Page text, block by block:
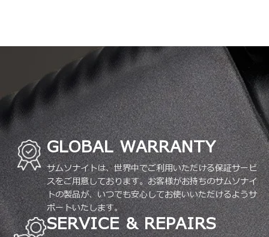
GLOBAL WARRANTY
サムソナイトは、世界中でご利用いただける保証サービ
スをご用意しております。お客様がお持ちのサムソナイ
トの製品が、いつでも安心してお使いいただけるようサ
ポートいたします。
SERVICE & REPAIRS